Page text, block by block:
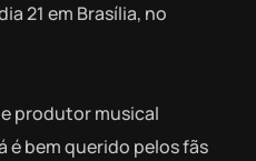
21 em Brasília, no
produtor musical
é bem querido pelos fãs